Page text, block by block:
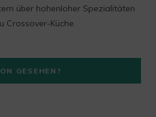
g
r
m
über hohenloher Spezialitäten
Crossover-Küche.
GESEHEN?